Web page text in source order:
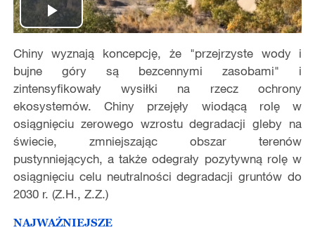
Play
Video
Chiny wyznają koncepcję, że "przejrzyste wody i
bujne góry są bezcennymi zasobami" i
zintensyfikowały wysiłki na rzecz ochrony
ekosystemów. Chiny przejęły wiodącą rolę w
osiągnięciu zerowego wzrostu degradacji gleby na
świecie, zmniejszając obszar terenów
pustynniejących, a także odegrały pozytywną rolę w
osiągnięciu celu neutralności degradacji gruntów do
2030 r. (Z.H., Z.Z.)
NAJWAŻNIEJSZE